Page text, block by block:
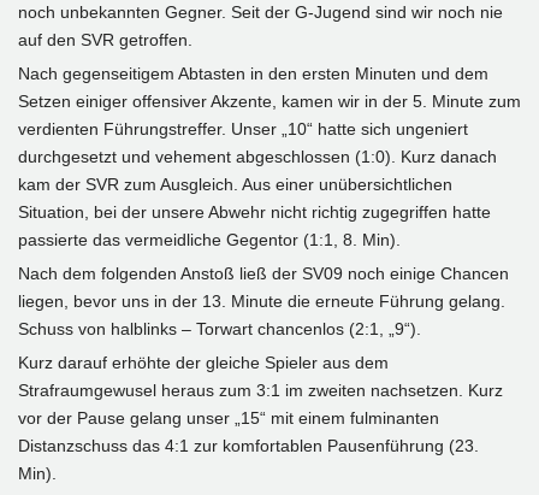
noch unbekannten Gegner. Seit der G-Jugend sind wir noch nie
auf den SVR getroffen.
Nach gegenseitigem Abtasten in den ersten Minuten und dem
Setzen einiger offensiver Akzente, kamen wir in der 5. Minute zum
verdienten Führungstreffer. Unser „10“ hatte sich ungeniert
durchgesetzt und vehement abgeschlossen (1:0). Kurz danach
kam der SVR zum Ausgleich. Aus einer unübersichtlichen
Situation, bei der unsere Abwehr nicht richtig zugegriffen hatte
passierte das vermeidliche Gegentor (1:1, 8. Min).
Nach dem folgenden Anstoß ließ der SV09 noch einige Chancen
liegen, bevor uns in der 13. Minute die erneute Führung gelang.
Schuss von halblinks – Torwart chancenlos (2:1, „9“).
Kurz darauf erhöhte der gleiche Spieler aus dem
Strafraumgewusel heraus zum 3:1 im zweiten nachsetzen. Kurz
vor der Pause gelang unser „15“ mit einem fulminanten
Distanzschuss das 4:1 zur komfortablen Pausenführung (23.
Min).